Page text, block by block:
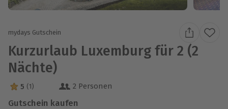
mydays Gutschein
Kurzurlaub Luxemburg für 2 (2
Nächte)
5 Sterne von 5 aus 1 Bewertungen
5 (1) 2 Personen
Gutschein kaufen